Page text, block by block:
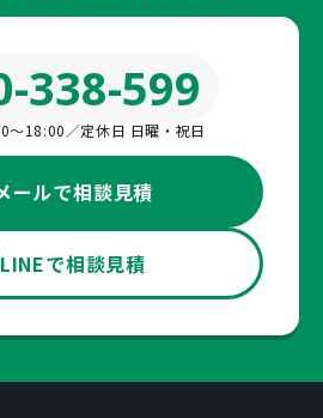
338-599
〜18:00／定休日 日曜・祝日
ールで相談見積
LINEで相談見積